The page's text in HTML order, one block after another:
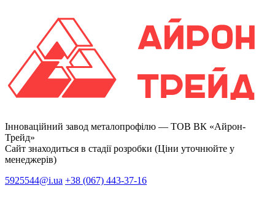
Інноваційний завод металопрофілю — ТОВ ВК «Айрон-
Трейд»
Сайт знаходиться в стадії розробки (Ціни уточнюйте у
менеджерів)
5925544@i.ua +38 (067) 443-37-16